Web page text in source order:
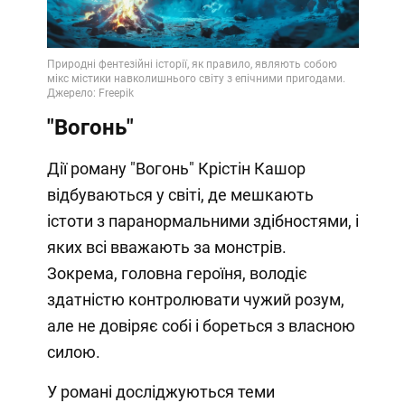
Video
"Вогонь"
Дії роману "Вогонь" Крістін Кашор
відбуваються у світі, де мешкають
істоти з паранормальними здібностями, і
яких всі вважають за монстрів.
Зокрема, головна героїня, володіє
здатністю контролювати чужий розум,
але не довіряє собі і бореться з власною
силою.
У романі досліджуються теми